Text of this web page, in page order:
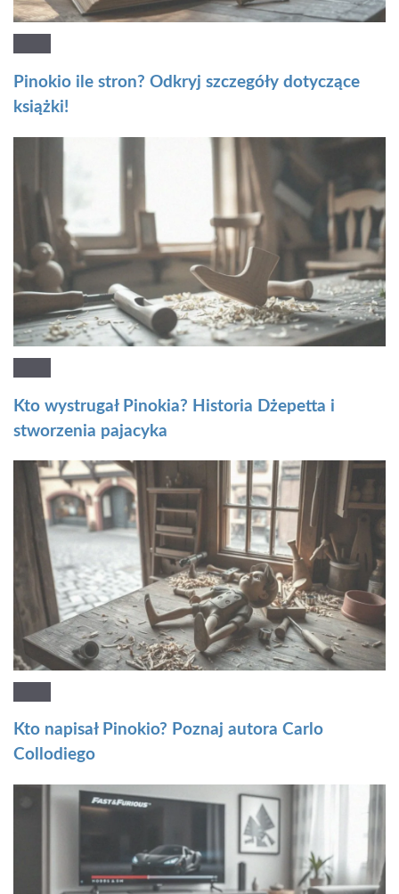
Pinokio ile stron? Odkryj szczegóły dotyczące
książki!
Kto wystrugał Pinokia? Historia Dżepetta i
stworzenia pajacyka
Kto napisał Pinokio? Poznaj autora Carlo
Collodiego